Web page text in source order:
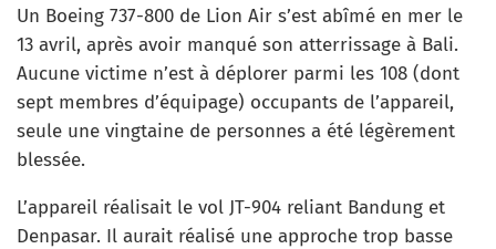
Un Boeing 737-800 de Lion Air s’est abîmé en mer le
13 avril, après avoir manqué son atterrissage à Bali.
Aucune victime n’est à déplorer parmi les 108 (dont
sept membres d’équipage) occupants de l’appareil,
seule une vingtaine de personnes a été légèrement
blessée.
L’appareil réalisait le vol JT-904 reliant Bandung et
Denpasar. Il aurait réalisé une approche trop basse